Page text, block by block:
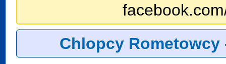
Chlopcy Rometowcy